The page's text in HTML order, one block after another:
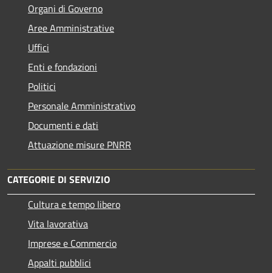
Organi di Governo
Aree Amministrative
Uffici
Enti e fondazioni
Politici
Personale Amministrativo
Documenti e dati
Attuazione misure PNRR
CATEGORIE DI SERVIZIO
Cultura e tempo libero
Vita lavorativa
Imprese e Commercio
Appalti pubblici